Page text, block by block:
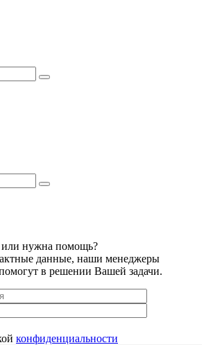
₽.
₽.
или нужна помощь?
данные, наши менеджеры
в решении Вашей задачи.
конфиденциальности